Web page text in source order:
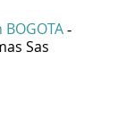
-
Sas